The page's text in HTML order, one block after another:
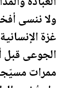
ولا ننسى
غزة
الجوعى قبل
ممرات